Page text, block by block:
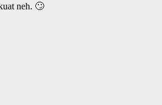
neh. 🙄